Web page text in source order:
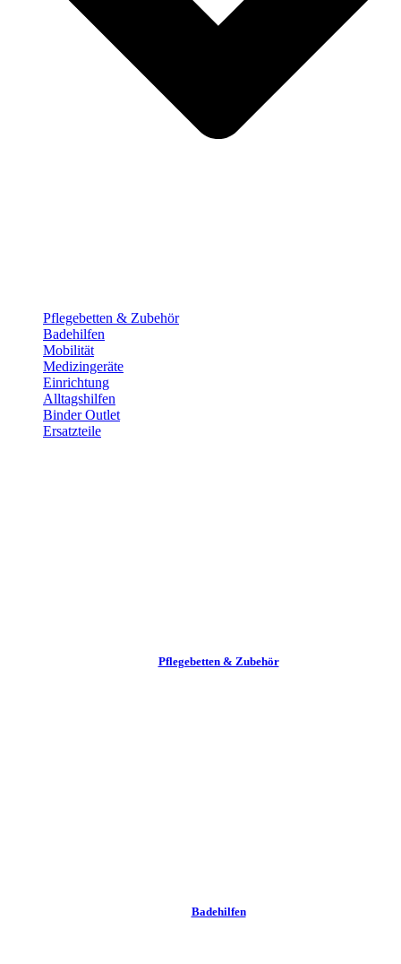
Pflege­betten & Zubehör
Badehilfen
Mobilität
Medizingeräte
Einrichtung
Alltags­hilfen
Binder Outlet
Ersatzteile
Pflege­betten & Zubehör
Badehilfen